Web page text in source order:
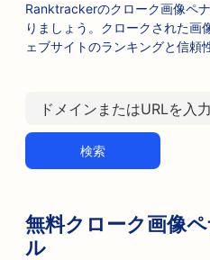
Ranktrackerのクローク画像ペ
りましょう。クロークされた画
ェブサイトのランキングと信頼
検索
無料クローク画像
ル